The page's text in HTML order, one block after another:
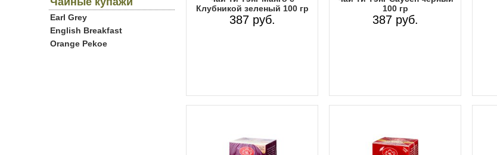
Earl Grey
English Breakfast
Orange Pekoe
Клубникой зеленый 100 гр
387 руб.
100 гр
387 руб.